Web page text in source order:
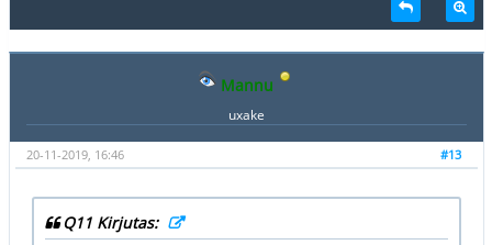
Mannu
uxake
#13
20-11-2019, 16:46
Q11 Kirjutas: